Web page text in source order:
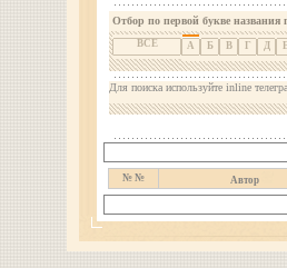
Отбор по первой букве названия
ВСЕ А Б В Г Д
Для поиска используйте inline
№ № Автор